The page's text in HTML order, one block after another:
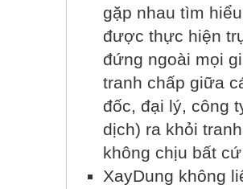
gặp nhau tìm
được thực hiện
đứng ngoài mọi
tranh chấp giữa
đốc, đại lý, công
dịch) ra khỏi
không chịu bất
XayDung không